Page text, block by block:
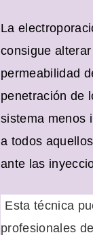
La
consigue
permeabilidad
penetración de
sistema menos
a todos
ante las
Esta técnica
profesionales